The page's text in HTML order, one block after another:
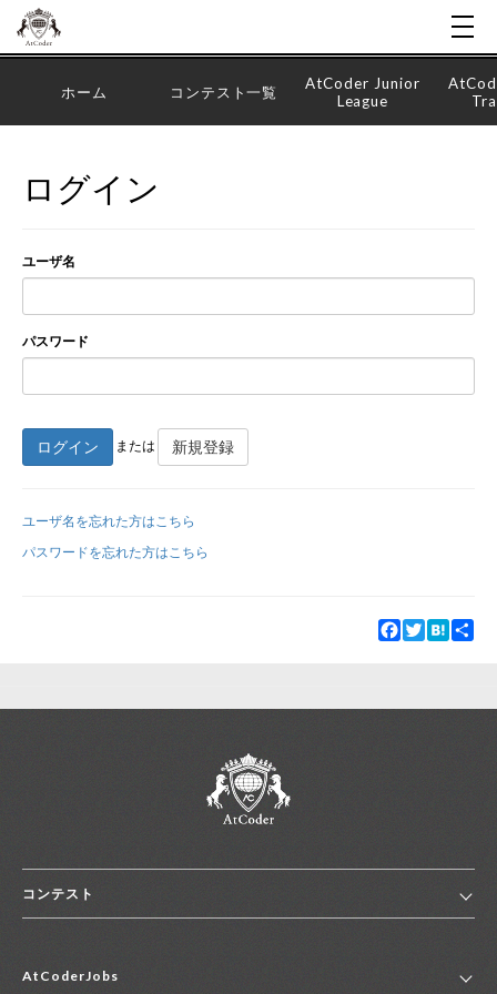
新規登録
ホーム コンテスト一覧
AtCoder Junior
League
ログイン
ユーザ名
パスワード
ログイン または 新規登録
ユーザ名を忘れた方はこちら
パスワードを忘れた方はこちら
Facebook
TwitterHatena
コンテスト
コンテスト一覧
AtCoderJobs